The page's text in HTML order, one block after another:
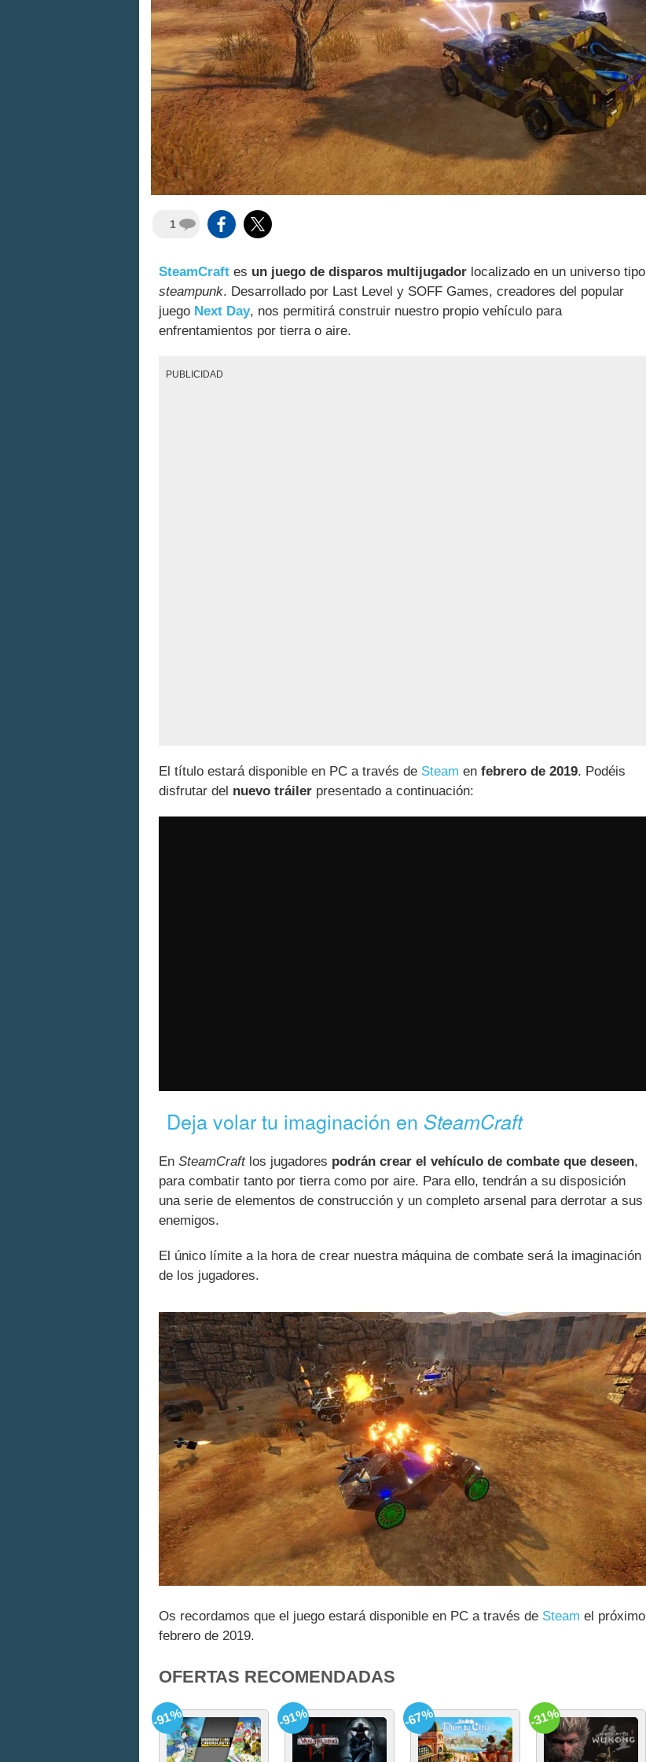
1
SteamCraft es un juego de disparos multijugador localizado en un universo tipo
steampunk. Desarrollado por Last Level y SOFF Games, creadores del popular
juego Next Day, nos permitirá construir nuestro propio vehículo para
enfrentamientos por tierra o aire.
PUBLICIDAD
El título estará disponible en PC a través de Steam en febrero de 2019. Podéis
disfrutar del nuevo tráiler presentado a continuación:
Deja volar tu imaginación en SteamCraft
En SteamCraftlos jugadores podrán crear el vehículo de combate que deseen,
para combatir tanto por tierra como por aire. Para ello, tendrán a su disposición
una serie de elementos de construcción y un completo arsenal para derrotar a sus
enemigos.
El único límite a la hora de crear nuestra máquina de combate será la imaginación
de los jugadores.
Os recordamos que el juego estará disponible en PC a través de Steam el próximo
febrero de 2019.
OFERTAS RECOMENDADAS
-91% -91% -67% -31%